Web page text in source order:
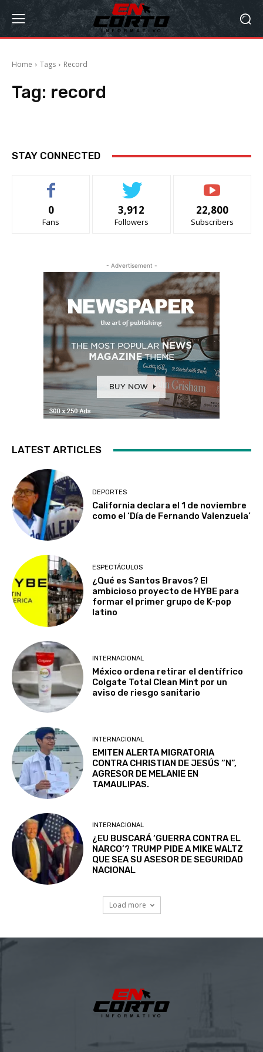
Home Tags Record
Tag: record
STAY CONNECTED
0
Fans
3,912
Followers
22,800
Subscribers
- Advertisement -
LATEST ARTICLES
DEPORTES
California declara el 1 de noviembre
como el ‘Día de Fernando Valenzuela’
ESPECTÁCULOS
¿Qué es Santos Bravos? El
ambicioso proyecto de HYBE para
formar el primer grupo de K-pop
latino
INTERNACIONAL
México ordena retirar el dentífrico
Colgate Total Clean Mint por un
aviso de riesgo sanitario
INTERNACIONAL
EMITEN ALERTA MIGRATORIA
CONTRA CHRISTIAN DE JESÚS “N”,
AGRESOR DE MELANIE EN
TAMAULIPAS.
INTERNACIONAL
¿EU BUSCARÁ ‘GUERRA CONTRA EL
NARCO’? TRUMP PIDE A MIKE WALTZ
QUE SEA SU ASESOR DE SEGURIDAD
NACIONAL
Load more